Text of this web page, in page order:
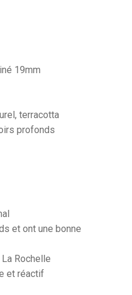
19mm
terracotta
profonds
et ont une bonne
La Rochelle
et réactif